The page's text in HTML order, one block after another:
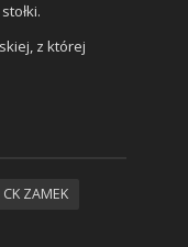
z której
CK ZAMEK